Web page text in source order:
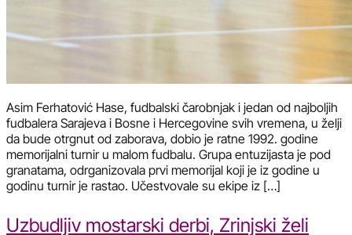
Asim Ferhatović Hase, fudbalski čarobnjak i jedan od najboljih
fudbalera Sarajeva i Bosne i Hercegovine svih vremena, u želji
da bude otrgnut od zaborava, dobio je ratne 1992. godine
memorijalni turnir u malom fudbalu. Grupa entuzijasta je pod
granatama, odrganizovala prvi memorijal koji je iz godine u
godinu turnir je rastao. Učestvovale su ekipe iz […]
Uzbudljiv mostarski derbi, Zrinjski želi